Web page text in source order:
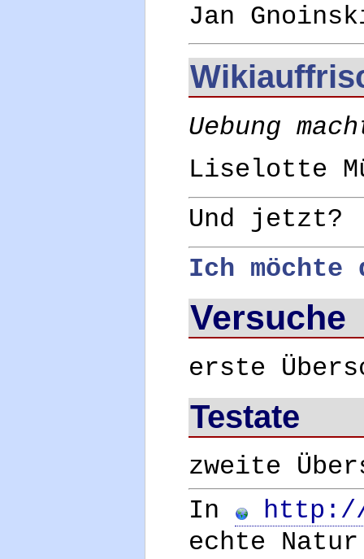
Jan
Uebung
Liselotte
Und jetzt?
Ich möchte
Versuche
erste
Testate
zweite
In
http://
echte